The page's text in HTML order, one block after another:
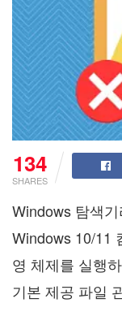
134
SHARES
Windows 탐색
Windows 10/11
영 체제를 실행
기본 제공 파일